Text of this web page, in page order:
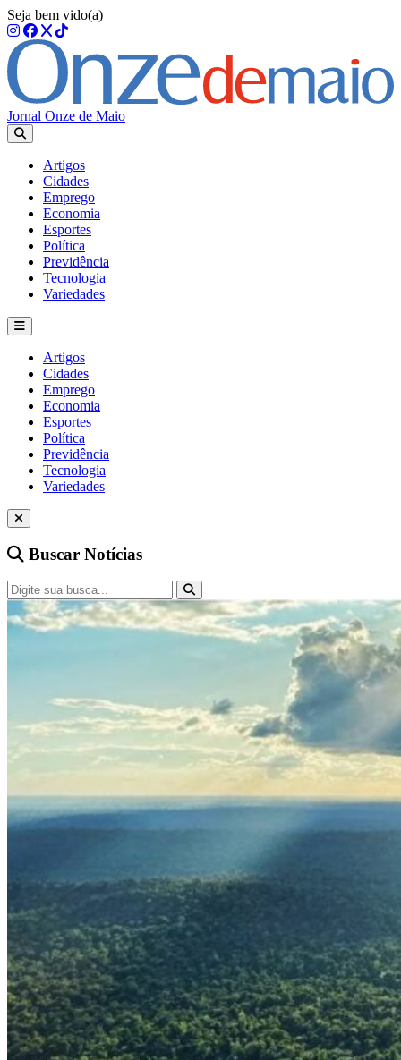
Seja bem vido(a)
Jornal Onze de Maio
Artigos
Cidades
Emprego
Economia
Esportes
Política
Previdência
Tecnologia
Variedades
Artigos
Cidades
Emprego
Economia
Esportes
Política
Previdência
Tecnologia
Variedades
Buscar Notícias